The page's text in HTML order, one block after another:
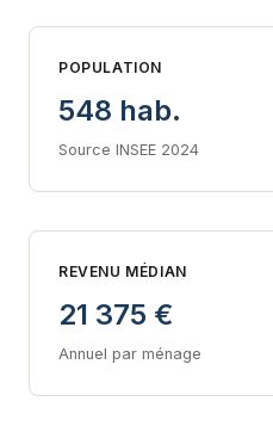
POPULATION
548 hab.
Source INSEE 2024
REVENU MÉDIAN
21 375 €
Annuel par ménage